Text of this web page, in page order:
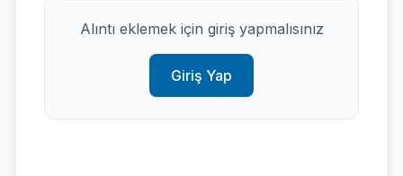
Alıntı eklemek için giriş yapmalısınız
Giriş Yap